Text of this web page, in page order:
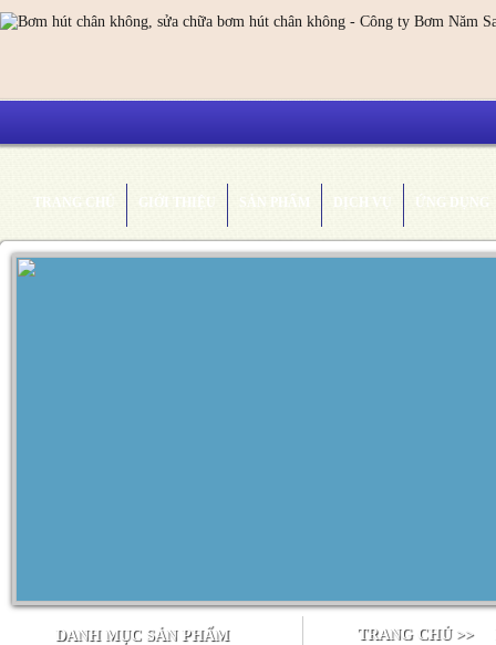
TRANG CHỦ GIỚI THIỆU SẢN PHẨM DỊCH VỤ ỨNG DỤNG
DANH MỤC SẢN PHẨM TRANG CHỦ >>